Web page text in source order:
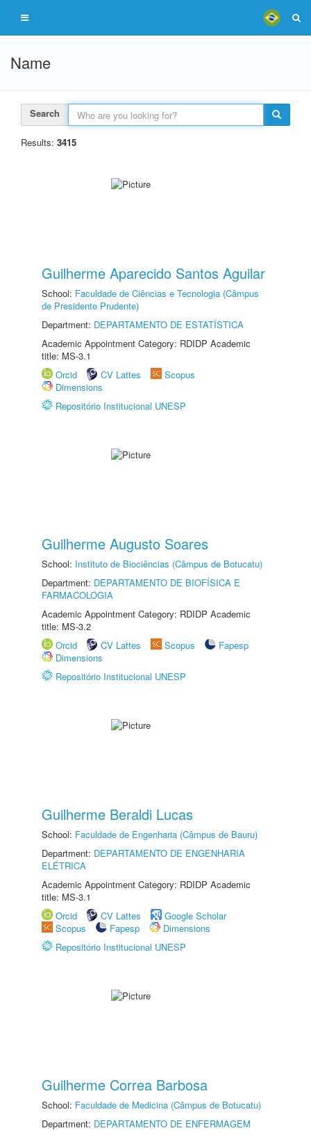
Name
Search
Results: 3415
Guilherme Aparecido Santos Aguilar
School: Faculdade de Ciências e Tecnologia (Câmpus
de Presidente Prudente)
Department: DEPARTAMENTO DE ESTATÍSTICA
Academic Appointment Category: RDIDP Academic
title: MS-3.1
Orcid
CV Lattes
Scopus
Dimensions
Repositório Institucional UNESP
Guilherme Augusto Soares
School: Instituto de Biociências (Câmpus de Botucatu)
Department: DEPARTAMENTO DE BIOFÍSICA E
FARMACOLOGIA
Academic Appointment Category: RDIDP Academic
title: MS-3.2
Orcid
CV Lattes Scopus
Fapesp
Dimensions
Repositório Institucional UNESP
Guilherme Beraldi Lucas
School: Faculdade de Engenharia (Câmpus de Bauru)
Department: DEPARTAMENTO DE ENGENHARIA
ELÉTRICA
Academic Appointment Category: RDIDP Academic
title: MS-3.1
Orcid
CV Lattes
Google Scholar
Scopus
Fapesp
Dimensions
Repositório Institucional UNESP
Guilherme Correa Barbosa
School: Faculdade de Medicina (Câmpus de Botucatu)
Department: DEPARTAMENTO DE ENFERMAGEM